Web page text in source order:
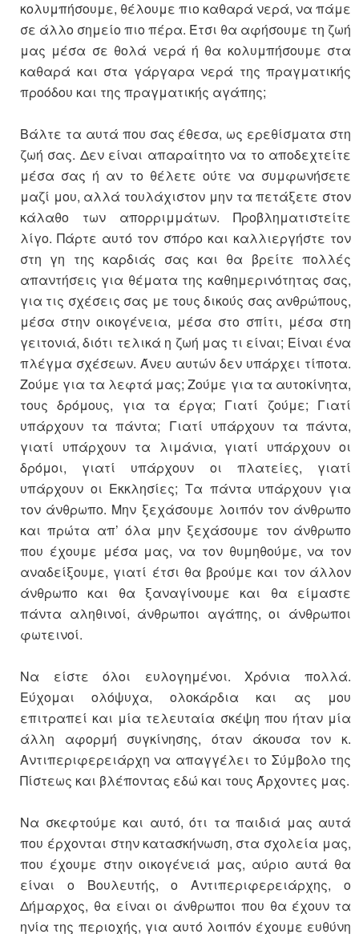
κολυμπήσουμε, θέλουμε πιο καθαρά νερά, να πάμε
σε άλλο σημείο πιο πέρα. Έτσι θα αφήσουμε τη ζωή
μας μέσα σε θολά νερά ή θα κολυμπήσουμε στα
καθαρά και στα γάργαρα νερά της πραγματικής
προόδου και της πραγματικής αγάπης;
Βάλτε τα αυτά που σας έθεσα, ως ερεθίσματα στη
ζωή σας. Δεν είναι απαραίτητο να το αποδεχτείτε
μέσα σας ή αν το θέλετε ούτε να συμφωνήσετε
μαζί μου, αλλά τουλάχιστον μην τα πετάξετε στον
κάλαθο των απορριμμάτων. Προβληματιστείτε
λίγο. Πάρτε αυτό τον σπόρο και καλλιεργήστε τον
στη γη της καρδιάς σας και θα βρείτε πολλές
απαντήσεις για θέματα της καθημερινότητας σας,
για τις σχέσεις σας με τους δικούς σας ανθρώπους,
μέσα στην οικογένεια, μέσα στο σπίτι, μέσα στη
γειτονιά, διότι τελικά η ζωή μας τι είναι; Είναι ένα
πλέγμα σχέσεων. Άνευ αυτών δεν υπάρχει τίποτα.
Ζούμε για τα λεφτά μας; Ζούμε για τα αυτοκίνητα,
τους δρόμους, για τα έργα; Γιατί ζούμε; Γιατί
υπάρχουν τα πάντα; Γιατί υπάρχουν τα πάντα,
γιατί υπάρχουν τα λιμάνια, γιατί υπάρχουν οι
δρόμοι, γιατί υπάρχουν οι πλατείες, γιατί
υπάρχουν οι Εκκλησίες; Τα πάντα υπάρχουν για
τον άνθρωπο. Μην ξεχάσουμε λοιπόν τον άνθρωπο
και πρώτα απ’ όλα μην ξεχάσουμε τον άνθρωπο
που έχουμε μέσα μας, να τον θυμηθούμε, να τον
αναδείξουμε, γιατί έτσι θα βρούμε και τον άλλον
άνθρωπο και θα ξαναγίνουμε και θα είμαστε
πάντα αληθινοί, άνθρωποι αγάπης, οι άνθρωποι
φωτεινοί.
Να είστε όλοι ευλογημένοι. Χρόνια πολλά.
Εύχομαι ολόψυχα, ολοκάρδια και ας μου
επιτραπεί και μία τελευταία σκέψη που ήταν μία
άλλη αφορμή συγκίνησης, όταν άκουσα τον κ.
Αντιπεριφερειάρχη να απαγγέλει το Σύμβολο της
Πίστεως και βλέποντας εδώ και τους Άρχοντες μας.
Να σκεφτούμε και αυτό, ότι τα παιδιά μας αυτά
που έρχονται στην κατασκήνωση, στα σχολεία μας,
που έχουμε στην οικογένειά μας, αύριο αυτά θα
είναι ο Βουλευτής, ο Αντιπεριφερειάρχης, ο
Δήμαρχος, θα είναι οι άνθρωποι που θα έχουν τα
ηνία της περιοχής, για αυτό λοιπόν έχουμε ευθύνη